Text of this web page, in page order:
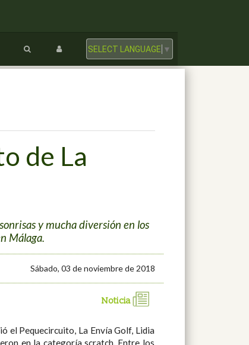
SELECT LANGUAGE ▼
de La
y mucha diversión en los
Málaga.
Sábado, 03 de noviembre de 2018
Noticia
el Pequecircuito, La Envía Golf, Lidia